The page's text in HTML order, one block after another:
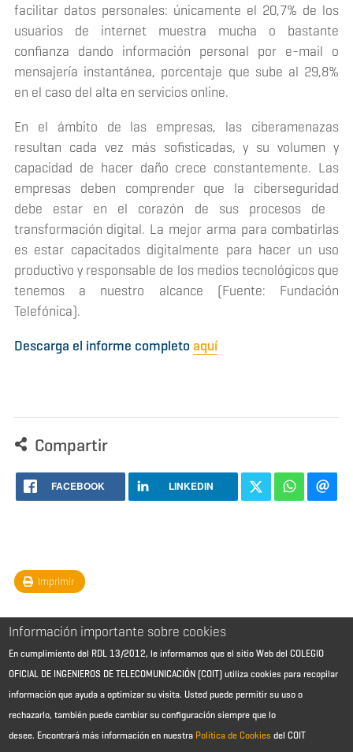
facilitar datos personales: únicamente el 20,7% de los
usuarios de internet muestra mucha o bastante
confianza dando información personal por e-mail o
mensajería instantánea, porcentaje que sube al 29,8%
en el caso del alta en servicios online.
En el ámbito de las empresas, las ciberamenazas
resultan cada vez más sofisticadas, y su volumen y
capacidad de hacer daño crece constantemente. Las
empresas deben comprender que la ciberseguridad
debe estar en el corazón de sus procesos de
transformación digital. La mejor arma para combatirlas
es estar capacitados digitalmente para hacer un uso
productivo y responsable de los medios tecnológicos que
tenemos a nuestro alcance (Fuente: Fundación
Telefónica).
Descarga el informe completo aquí
Compartir
FACEBOOK LINKEDIN
Imprimir
Aviso Legal - Información general
Información importante sobre cookies
En cumplimiento del RDL 13/2012, le informamos que el sitio Web del COLEGIO
OFICIAL DE INGENIEROS DE TELECOMUNICACIÓN (COIT) utiliza cookies para recopilar
información que ayuda a optimizar su visita. Usted puede permitir su uso o
rechazarlo, también puede cambiar su configuración siempre que lo
desee. Encontrará más información en nuestra Política de Cookies del COIT